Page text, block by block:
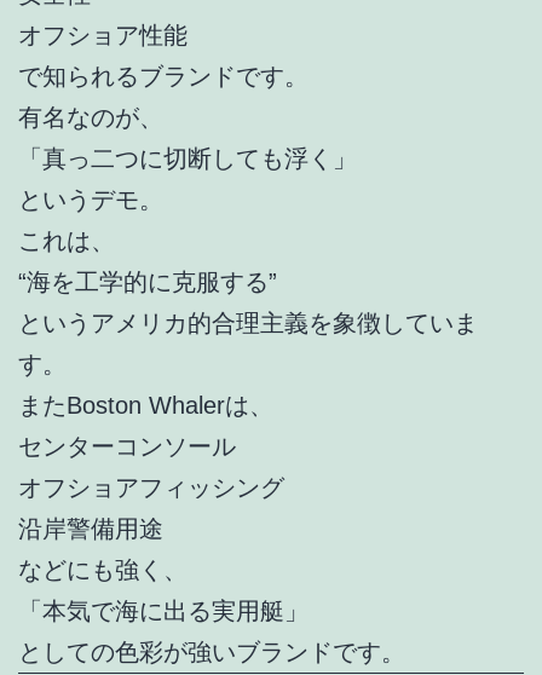
オフショア性能
で知られるブランドです。
有名なのが、
「真っ二つに切断しても浮く」
というデモ。
これは、
“海を工学的に克服する”
というアメリカ的合理主義を象徴していま
す。
またBoston Whalerは、
センターコンソール
オフショアフィッシング
沿岸警備用途
などにも強く、
「本気で海に出る実用艇」
としての色彩が強いブランドです。